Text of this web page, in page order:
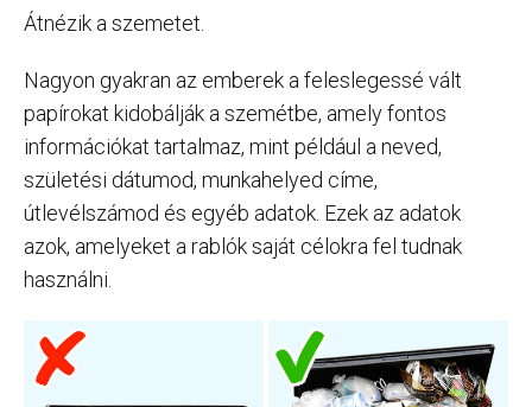
Átnézik a szemetet.
Nagyon gyakran az emberek a feleslegessé vált
papírokat kidobálják a szemétbe, amely fontos
információkat tartalmaz, mint például a neved,
születési dátumod, munkahelyed címe,
útlevélszámod és egyéb adatok. Ezek az adatok
azok, amelyeket a rablók saját célokra fel tudnak
használni.